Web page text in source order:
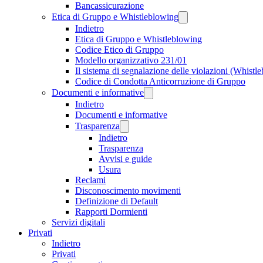
Bancassicurazione
Etica di Gruppo e Whistleblowing
Indietro
Etica di Gruppo e Whistleblowing
Codice Etico di Gruppo
Modello organizzativo 231/01
Il sistema di segnalazione delle violazioni
Codice di Condotta Anticorruzione di Gruppo
Documenti e informative
Indietro
Documenti e informative
Trasparenza
Indietro
Trasparenza
Avvisi e guide
Usura
Reclami
Disconoscimento movimenti
Definizione di Default
Rapporti Dormienti
Servizi digitali
Privati
Indietro
Privati